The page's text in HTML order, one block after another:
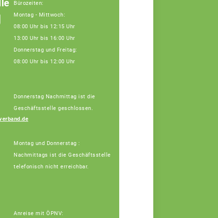
Bürozeiten:
Montag - Mittwoch:
08:00 Uhr bis 12:15 Uhr
13:00 Uhr bis 16:00 Uhr
Donnerstag und Freitag:
08:00 Uhr bis 12:00 Uhr
Donnerstag Nachmittag ist die
Geschäftsstelle geschlossen.
Montag und Donnerstag :
Nachmittags ist die Geschäftsstelle
telefonisch nicht erreichbar.
Anreise mit ÖPNV: